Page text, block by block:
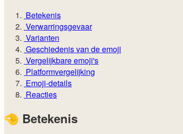
Betekenis
Verwarringsgevaar
Varianten
Geschiedenis van de emoji
Vergelijkbare emoji's
Platformvergelijking
Emoji-details
Reacties
🤏 Betekenis